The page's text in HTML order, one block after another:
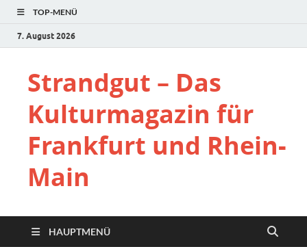
TOP-MENÜ
7. August 2026
Strandgut – Das
Kulturmagazin für
Frankfurt und Rhein-
Main
HAUPTMENÜ